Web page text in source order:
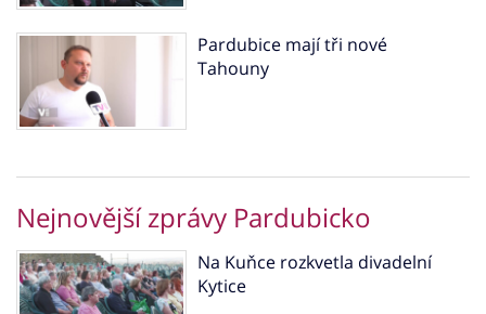
Pardubice mají tři nové
Tahouny
Nejnovější zprávy Pardubicko
Na Kuňce rozkvetla divadelní
Kytice